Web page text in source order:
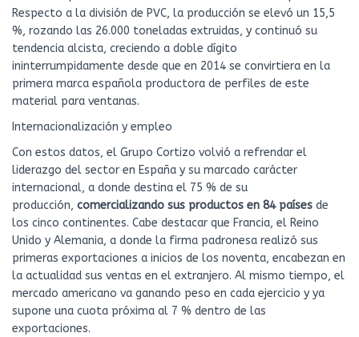
Respecto a la división de PVC, la producción se elevó un 15,5
%, rozando las 26.000 toneladas extruidas, y continuó su
tendencia alcista, creciendo a doble dígito
ininterrumpidamente desde que en 2014 se convirtiera en la
primera marca española productora de perfiles de este
material para ventanas.
Internacionalización y empleo
Con estos datos, el Grupo Cortizo volvió a refrendar el
liderazgo del sector en España y su marcado carácter
internacional, a donde destina el 75 % de su
producción, comercializando sus productos en 84 países de
los cinco continentes. Cabe destacar que Francia, el Reino
Unido y Alemania, a donde la firma padronesa realizó sus
primeras exportaciones a inicios de los noventa, encabezan en
la actualidad sus ventas en el extranjero. Al mismo tiempo, el
mercado americano va ganando peso en cada ejercicio y ya
supone una cuota próxima al 7 % dentro de las
exportaciones.